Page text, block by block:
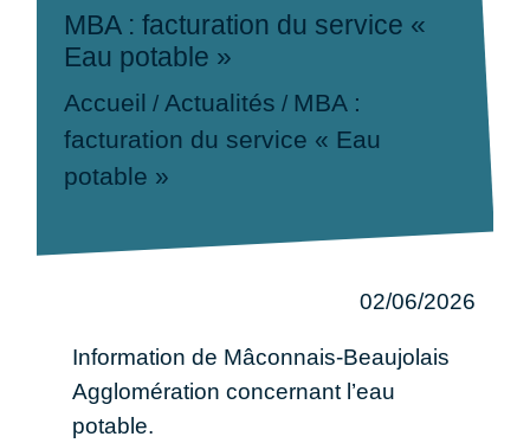
MBA : facturation du service «
Eau potable »
Accueil / Actualités / MBA :
facturation du service « Eau
potable »
02/06/2026
Information de Mâconnais-Beaujolais
Agglomération concernant l’eau
potable.